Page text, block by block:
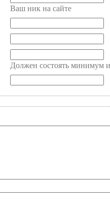
Ваш ник на сайте
Должен состоять минимум